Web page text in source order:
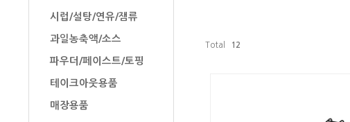
시럽/설탕/연유/잼류
과일농축액/소스
파우더/페이스트/토핑
테이크아웃용품
매장용품
Total 12